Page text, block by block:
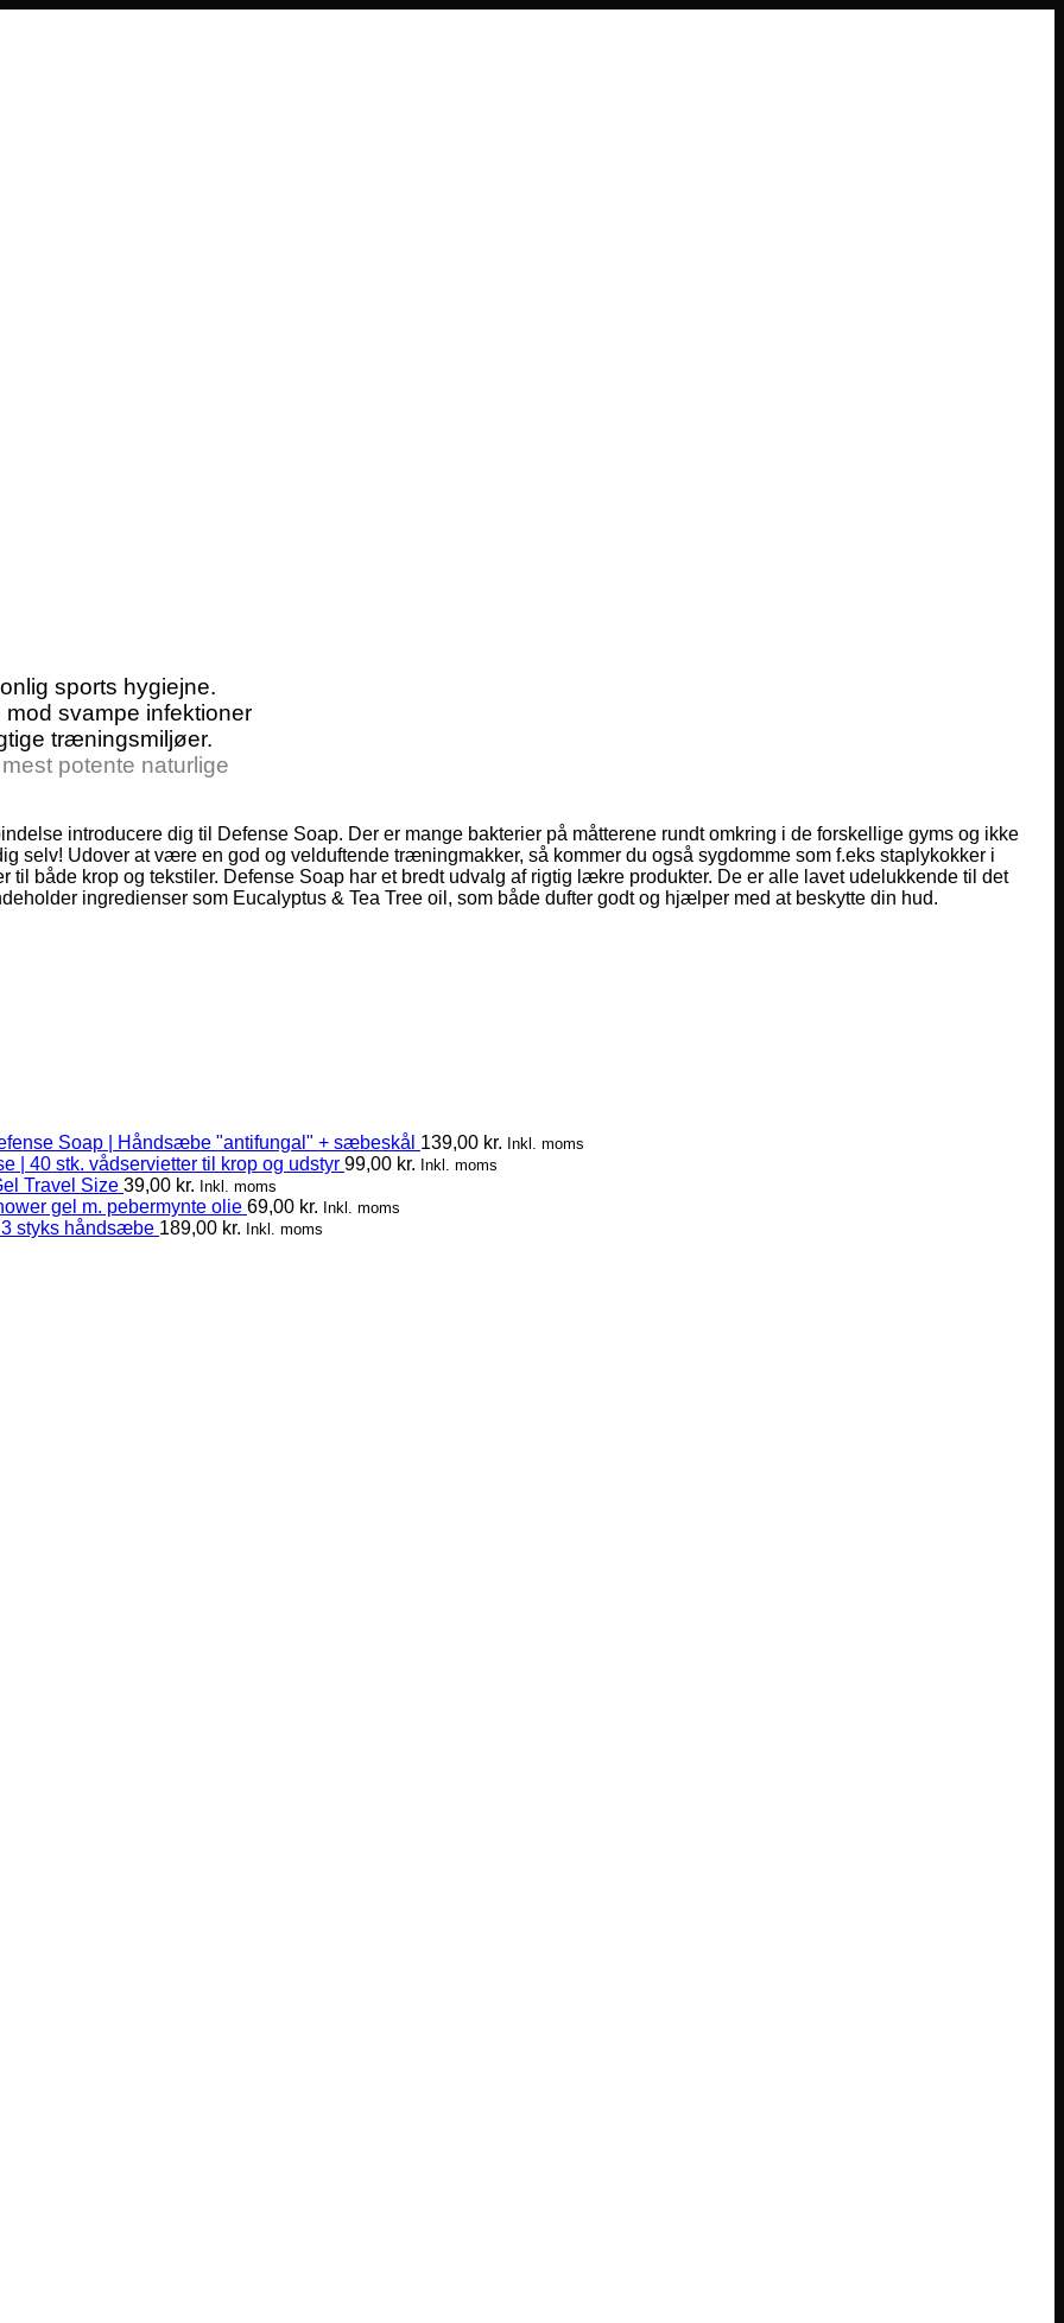
sports hygiejne.
svampe infektioner
træningsmiljøer.
potente naturlige
introducere dig til Defense Soap. Der er mange bakterier på måtterene rundt omkring i de forskellige gyms og ikke
selv! Udover at være en god og velduftende træningmakker, så kommer du også sygdomme som f.eks staplykokker i
til både krop og tekstiler. Defense Soap har et bredt udvalg af rigtig lækre produkter. De er alle lavet udelukkende til det
ingredienser som Eucalyptus & Tea Tree oil, som både dufter godt og hjælper med at beskytte din hud.
Soap | Håndsæbe "antifungal" + sæbeskål 139,00 kr. Inkl. moms
| 40 stk. vådservietter til krop og udstyr 99,00 kr. Inkl. moms
Travel Size 39,00 kr. Inkl. moms
gel m. pebermynte olie 69,00 kr. Inkl. moms
styks håndsæbe 189,00 kr. Inkl. moms